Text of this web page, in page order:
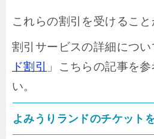
これらの割引を受けること
割引サービスの詳細につい
ド割引
」こちらの記事を
い。
よみうりランドのチケット